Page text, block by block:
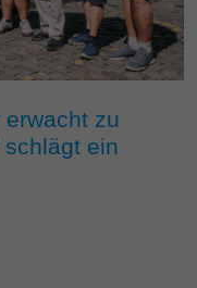
zu
schlägt ein